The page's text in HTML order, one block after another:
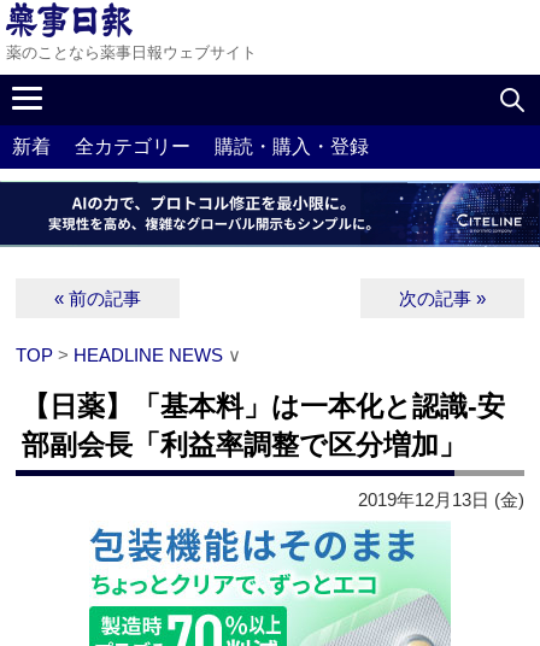
薬のことなら薬事日報ウェブサイト
新着 全カテゴリー 購読・購入・登録
« 前の記事 次の記事 »
TOP > HEADLINE NEWS ∨
【日薬】「基本料」は一本化と認識‐安
部副会長「利益率調整で区分増加」
2019年12月13日 (金)